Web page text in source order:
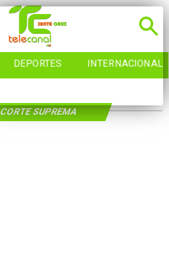
DEPORTES INTERNACIONAL
CORTE SUPREMA